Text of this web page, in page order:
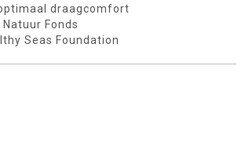
draagcomfort
Fonds
Seas Foundation